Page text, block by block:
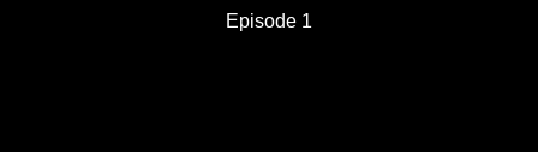
Episode 1